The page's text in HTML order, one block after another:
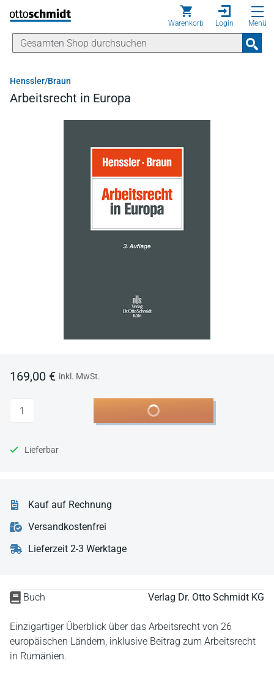
Direkt zum Inhalt
Warenkorb Login Menü
Henssler/Braun
Arbeitsrecht in Europa
Buch Verlag Dr. Otto Schmidt KG
Einzigartiger Überblick über das Arbeitsrecht von 26
europäischen Ländern, inklusive Beitrag zum Arbeitsrecht
in Rumänien.
169,00 € inkl. MwSt.
Anzahl In den Warenkorb
Lieferbar
Kauf auf Rechnung
Versandkostenfrei
Lieferzeit 2-3 Werktage